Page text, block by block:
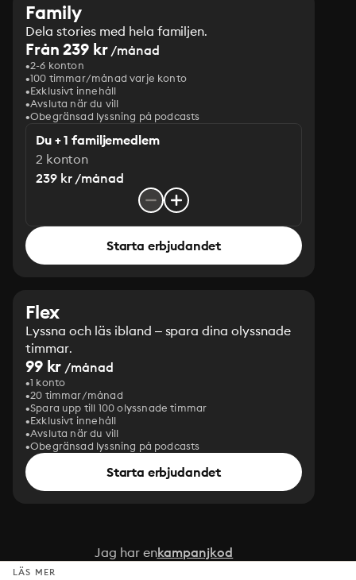
Family
Dela stories med hela familjen.
Från 239 kr/månad
2-6 konton
100 timmar/månad varje konto
Exklusivt innehåll
Avsluta när du vill
Obegränsad lyssning på podcasts
Du + 1 familjemedlem
2 konton
239 kr /månad
Starta erbjudandet
Flex
Lyssna och läs ibland – spara dina olyssnade
timmar.
99 kr /månad
1 konto
20 timmar/månad
Spara upp till 100 olyssnade timmar
Exklusivt innehåll
Avsluta när du vill
Obegränsad lyssning på podcasts
Starta erbjudandet
Jag har enkampanjkod
LÄS MER